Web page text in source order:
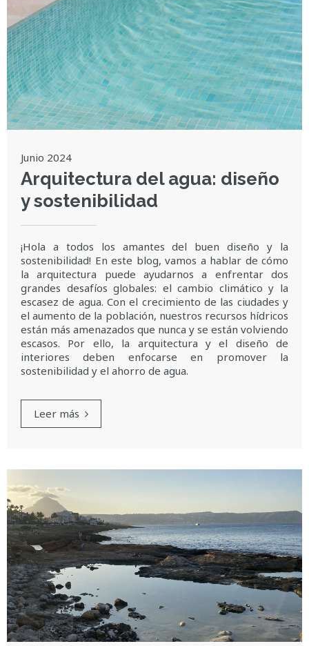
Junio 2024
Arquitectura del agua: diseño
y sostenibilidad
¡Hola a todos los amantes del buen diseño y la
sostenibilidad! En este blog, vamos a hablar de cómo
la arquitectura puede ayudarnos a enfrentar dos
grandes desafíos globales: el cambio climático y la
escasez de agua. Con el crecimiento de las ciudades y
el aumento de la población, nuestros recursos hídricos
están más amenazados que nunca y se están volviendo
escasos. Por ello, la arquitectura y el diseño de
interiores deben enfocarse en promover la
sostenibilidad y el ahorro de agua.
Leer más